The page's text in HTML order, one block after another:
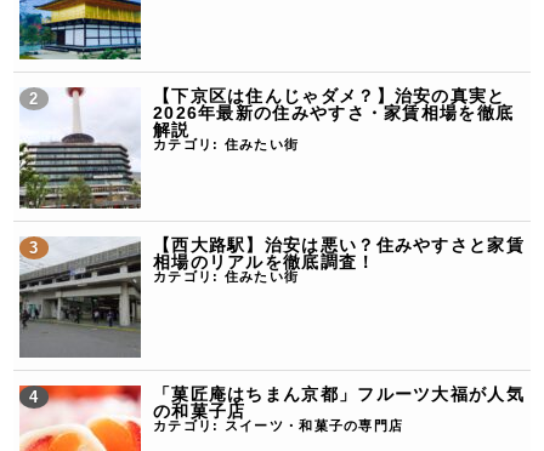
【下京区は住んじゃダメ？】治安の真実と
2026年最新の住みやすさ・家賃相場を徹底
解説
カテゴリ: 住みたい街
【西大路駅】治安は悪い？住みやすさと家賃
相場のリアルを徹底調査！
カテゴリ: 住みたい街
「菓匠庵はちまん京都」フルーツ大福が人気
の和菓子店
カテゴリ: スイーツ・和菓子の専門店